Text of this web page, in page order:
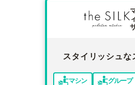
スタイリッシュな
マシン
グループ